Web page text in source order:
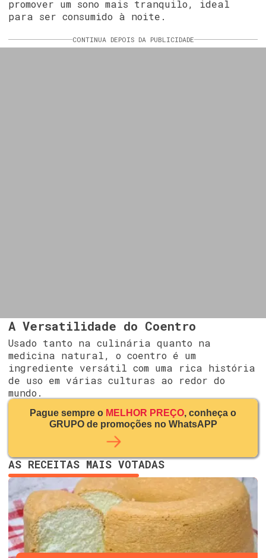
promover um sono mais tranquilo, ideal
para ser consumido à noite.
CONTINUA DEPOIS DA PUBLICIDADE
A Versatilidade do Coentro
Usado tanto na culinária quanto na
medicina natural, o coentro é um
ingrediente versátil com uma rica história
de uso em várias culturas ao redor do
mundo.
Pague sempre o MELHOR PREÇO, conheça o
GRUPO de promoções no WhatsAPP
AS RECEITAS MAIS VOTADAS